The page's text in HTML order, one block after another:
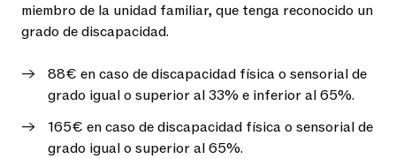
miembro de la unidad familiar, que tenga reconocido un
grado de discapacidad.
88€ en caso de discapacidad física o sensorial de
grado igual o superior al 33% e inferior al 65%.
165€ en caso de discapacidad física o sensorial de
grado igual o superior al 65%.